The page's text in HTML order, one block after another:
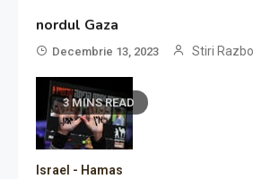
nordul Gaza
Decembrie 13, 2023 Stiri
3 MINS READ
Israel - Hamas